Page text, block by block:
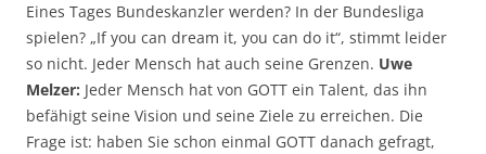
Eines Tages Bundeskanzler werden? In der Bundesliga
spielen? „If you can dream it, you can do it“, stimmt leider
so nicht. Jeder Mensch hat auch seine Grenzen. Uwe
Melzer: Jeder Mensch hat von GOTT ein Talent, das ihn
befähigt seine Vision und seine Ziele zu erreichen. Die
Frage ist: haben Sie schon einmal GOTT danach gefragt,